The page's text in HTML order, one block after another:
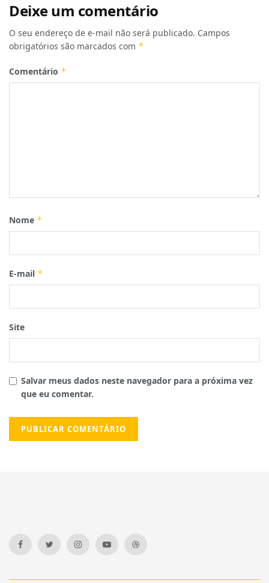
Deixe um comentário
O seu endereço de e-mail não será publicado. Campos
obrigatórios são marcados com *
Comentário *
Nome *
E-mail *
Site
Salvar meus dados neste navegador para a próxima vez
que eu comentar.